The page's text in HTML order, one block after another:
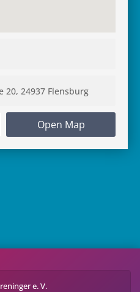
Open Map
e. V.